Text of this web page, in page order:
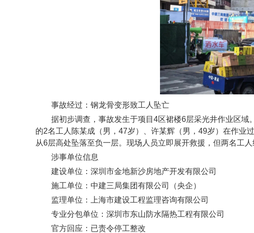
事故经过：钢龙骨变形致工人坠亡
据初步调查，事故发生于项目4区裙楼6层采光井作业区域
的2名工人陈某成（男，47岁）、许某辉（男，49岁）在作业
从6层高处坠落至负一层。现场人员立即展开救援，但两名工人
涉事单位信息
建设单位：深圳市金地新沙房地产开发有限公司
施工单位：中建三局集团有限公司（央企）
监理单位：上海市建设工程监理咨询有限公司
专业分包单位：深圳市东山防水隔热工程有限公司
官方回应：已责令停工整改